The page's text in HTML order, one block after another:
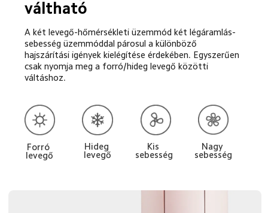
váltható
A két levegő-hőmérsékleti üzemmód két légáramlás-
sebesség üzemmóddal párosul a különböző
hajszárítási igények kielégítése érdekében. Egyszerűen
csak nyomja meg a forró/hideg levegő közötti
váltáshoz.
Forró
levegő
Hideg
levegő
Kis
sebesség
Nagy
sebesség